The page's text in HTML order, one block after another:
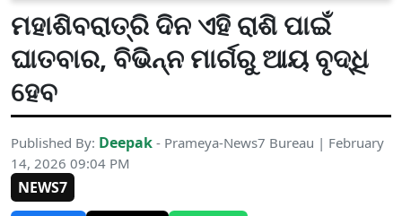
ମହାଶିବରାତ୍ରି ଦିନ ଏହି ରାଶି ପାଇଁ
ଘାତବାର, ବିଭିନ୍ନ ମାର୍ଗରୁ ଆୟ ବୃଦ୍ଧି
ହେବ
Published By: Deepak - Prameya-News7 Bureau | February
14, 2026 09:04 PM
NEWS7